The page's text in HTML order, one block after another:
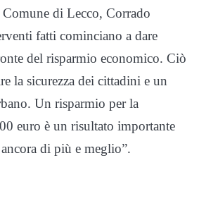
di Lecco, Corrado
fatti cominciano a dare
del risparmio economico. Ciò
la sicurezza dei cittadini e un
Un risparmio per la
euro è un risultato importante
di più e meglio”.